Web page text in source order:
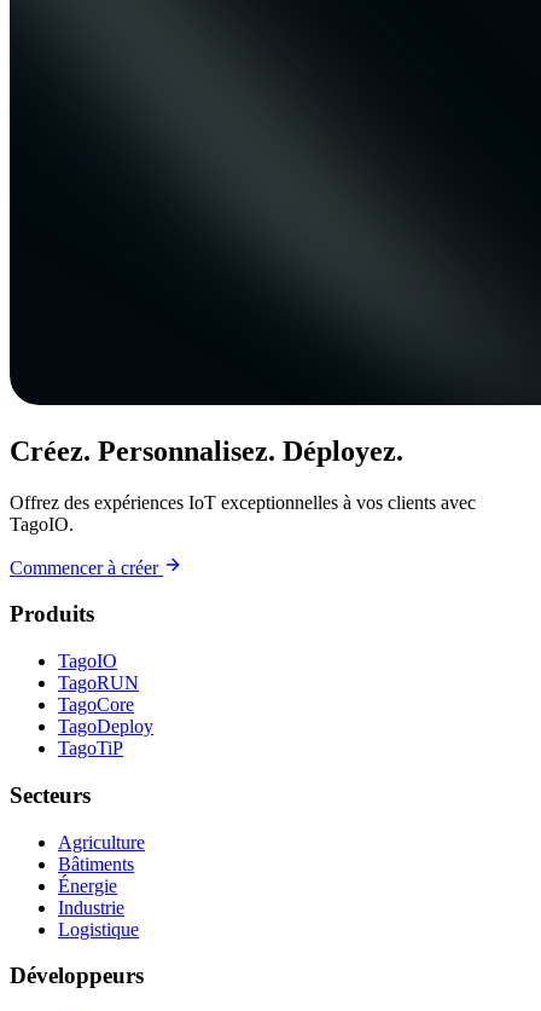
Créez. Personnalisez. Déployez.
Offrez des expériences IoT exceptionnelles à vos clients avec
TagoIO.
Commencer à créer
Produits
TagoIO
TagoRUN
TagoCore
TagoDeploy
TagoTiP
Secteurs
Agriculture
Bâtiments
Énergie
Industrie
Logistique
Développeurs